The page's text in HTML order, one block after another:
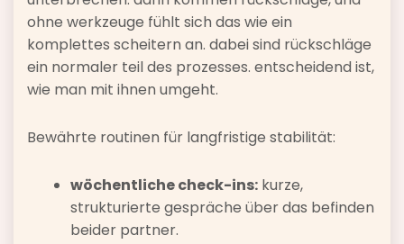
ohne werkzeuge fühlt sich das wie ein
komplettes scheitern an. dabei sind rückschläge
ein normaler teil des prozesses. entscheidend ist,
wie man mit ihnen umgeht.
Bewährte routinen für langfristige stabilität:
wöchentliche check-ins: kurze,
strukturierte gespräche über das befinden
beider partner.